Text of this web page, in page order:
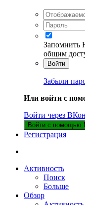
Запомнить
общим
Войти
Забыли
Или войти с
Войти через
Войти с помощью
Регистрация
Активность
Поиск
Больше
Обзор